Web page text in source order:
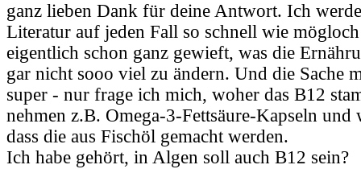
ganz lieben Dank für deine Antwort. Ich
Literatur auf jeden Fall so schnell wie
eigentlich schon ganz gewieft, was die
gar nicht sooo viel zu ändern. Und die Sache
super - nur frage ich mich, woher das B12
nehmen z.B. Omega-3-Fettsäure-Kapseln und
dass die aus Fischöl gemacht werden.
Ich habe gehört, in Algen soll auch B12 sein?